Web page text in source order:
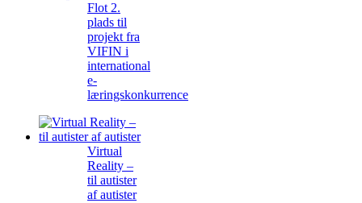
Flot 2.
plads til
projekt fra
VIFIN i
international
e-
læringskonkurrence
Virtual
Reality –
til autister
af autister